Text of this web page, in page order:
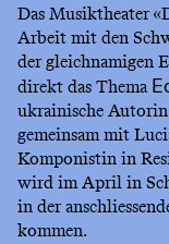
Das Musiktheater
Arbeit mit den
der gleichnamigen
direkt das Thema
ukrainische
gemeinsam mit
Komponistin in
wird im April in
in der
kommen.